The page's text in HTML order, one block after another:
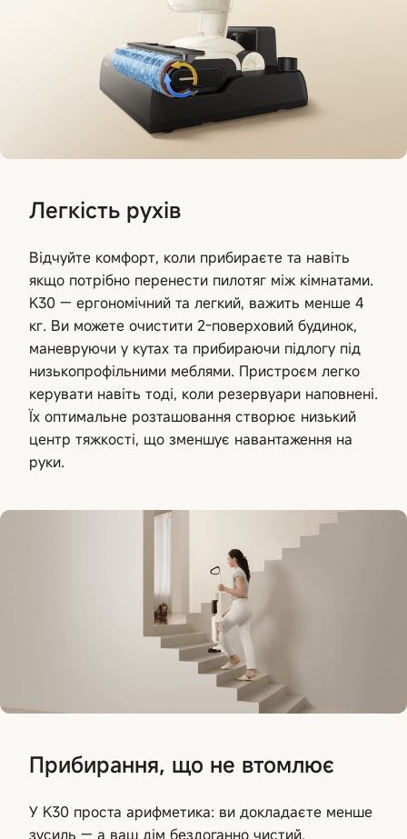
Легкість рухів
Відчуйте комфорт, коли прибираєте та навіть
якщо потрібно перенести пилотяг між кімнатами.
K30 — ергономічний та легкий, важить менше 4
кг. Ви можете очистити 2-поверховий будинок,
маневруючи у кутах та прибираючи підлогу під
низькопрофільними меблями. Пристроєм легко
керувати навіть тоді, коли резервуари наповнені.
Їх оптимальне розташовання створює низький
центр тяжкості, що зменшує навантаження на
руки.
Прибирання, що не втомлює
У K30 проста арифметика: ви докладаєте менше
зусиль — а ваш дім бездоганно чистий.